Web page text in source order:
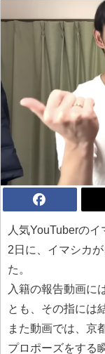
人気YouTuberの
2日に、イマシカ
た。
入籍の報告動画に
とも、その指には
また動画では、京
プロポーズをする